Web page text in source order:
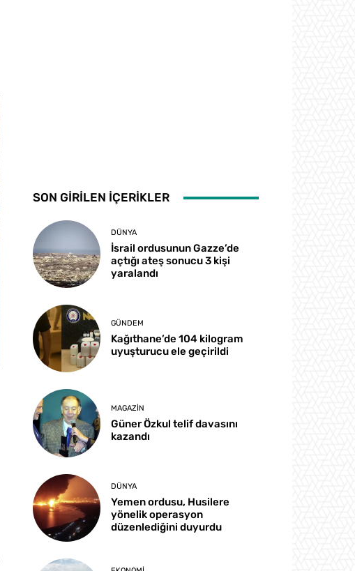
SON GİRİLEN İÇERİKLER
DÜNYA
İsrail ordusunun Gazze’de
açtığı ateş sonucu 3 kişi
yaralandı
GÜNDEM
Kağıthane’de 104 kilogram
uyuşturucu ele geçirildi
MAGAZIN
Güner Özkul telif davasını
kazandı
DÜNYA
Yemen ordusu, Husilere
yönelik operasyon
düzenlediğini duyurdu